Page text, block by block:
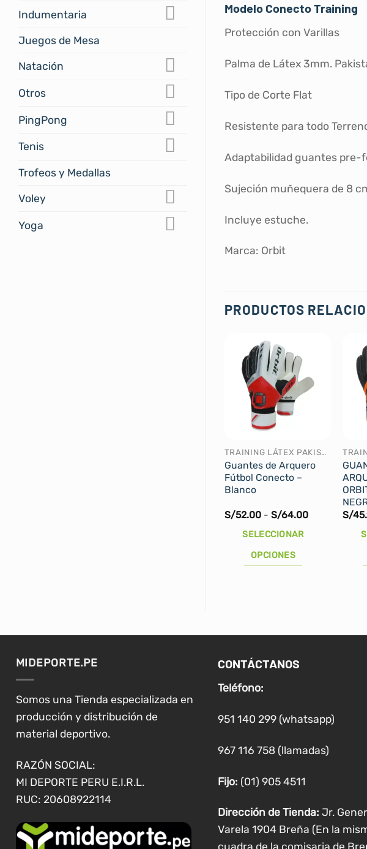
Indumentaria
Juegos de Mesa
Natación
Otros
PingPong
Tenis
Trofeos y Medallas
Voley
Yoga
Modelo Conecto Training
Protección con Varillas
Palma de Látex 3mm.
Tipo de Corte Flat
Resistente para todo
Adaptabilidad guantes pre-
Sujeción muñequera de 8
Incluye estuche.
Marca: Orbit
PRODUCTOS
TRAINING LÁTEX PAKISTÁN
Guantes de Arquero
Fútbol Conecto –
Blanco
S/52.00 - S/64.00Rango
SELECCIONAR
OPCIONES
variantes.
opciones
se
en
página
producto
S/
MIDEPORTE.PE
Somos una Tienda especializada en
producción y distribución de
material deportivo.
RAZÓN SOCIAL:
MI DEPORTE PERU E.I.R.L.
RUC: 20608922114
CONTÁCTANOS
Teléfono:
951 140 299 (whatsapp)
967 116 758 (llamadas)
Fijo: (01) 905 4511
Dirección de Tienda: Jr.
Varela 1904 Breña (En la